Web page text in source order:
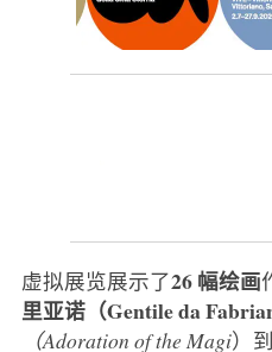
虚拟展览展示了26 幅绘画
里亚诺（Gentile da
（Adoration of the Magi）到